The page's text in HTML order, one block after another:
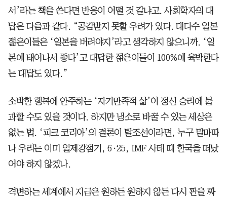
서’라는 책을 쓴다면 반응이 어떨 것 같냐고. 사회학자의 대
답은 다음과 같다. “공감받지 못할 우려가 있다. 대다수 일본
젊은이들은 ‘일본을 버려야지’라고 생각하지 않으니까. ‘일
본에 태어나서 좋다’고 대답한 젊은이들이 100%에 육박한다
는 대답도 있다.”
소박한 행복에 안주하는 ‘자기만족적 삶’이 정신 승리에 불
과할 수도 있을 것이다. 하지만 냉소로 바꿀 수 있는 세상은
없는 법. ‘피크 코리아’의 결론이 탈조선이라면, 누구 말마따
나 우리는 이미 일제강점기, 6·25, IMF 사태 때 한국을 떠났
어야 하지 않겠나.
격변하는 세계에서 지금은 원하든 원하지 않든 다시 판을 짜